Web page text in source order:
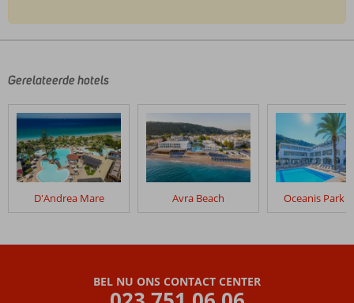
door
klanten
geschreven
na
hun
verblijf
Rhodos
Beoordelingen
Gerelateerde hotels
D'Andrea Mare Avra Beach Oceanis Park
BEL NU ONS CONTACT CENTER